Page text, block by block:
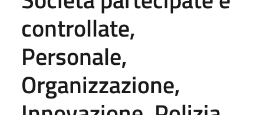
controllate,
Personale,
Organizzazione,